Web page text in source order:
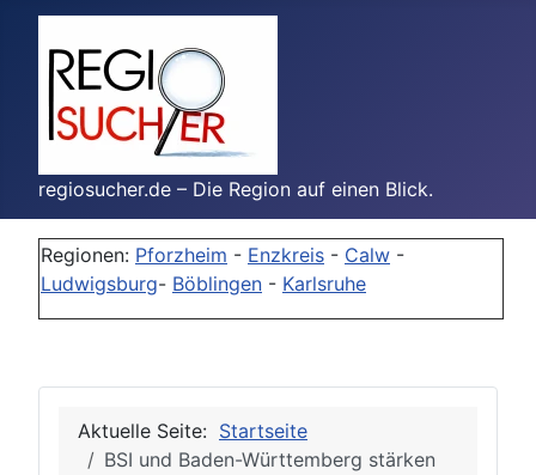
regiosucher.de – Die Region auf einen Blick.
Regionen: Pforzheim - Enzkreis - Calw -
Ludwigsburg- Böblingen - Karlsruhe
Aktuelle Seite: Startseite
BSI und Baden-Württemberg stärken